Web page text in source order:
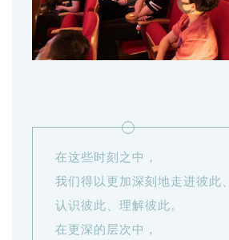
在这些时刻之中，
我们得以更加深刻地走进彼此、
认识彼此、理解彼此。
在更深的层次中，